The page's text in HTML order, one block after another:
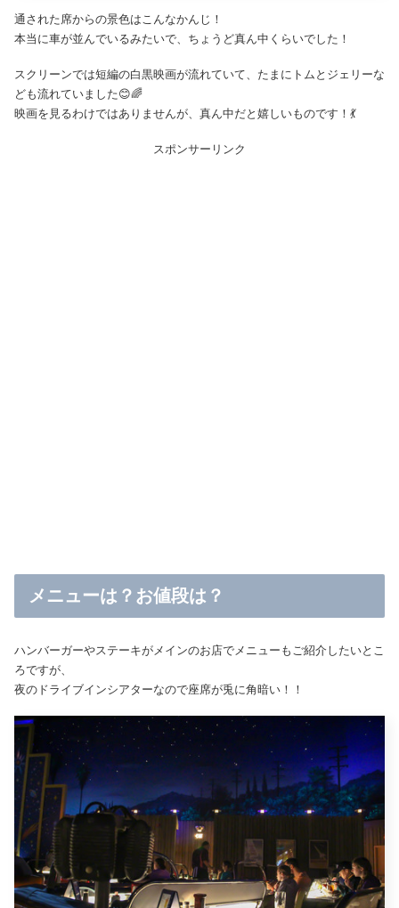
通された席からの景色はこんなかんじ！
本当に車が並んでいるみたいで、ちょうど真ん中くらいでした！
スクリーンでは短編の白黒映画が流れていて、たまにトムとジェリーな
ども流れていました😊🌈
映画を見るわけではありませんが、真ん中だと嬉しいものです！💃
スポンサーリンク
メニューは？お値段は？
ハンバーガーやステーキがメインのお店でメニューもご紹介したいとこ
ろですが、
夜のドライブインシアターなので座席が兎に角暗い！！